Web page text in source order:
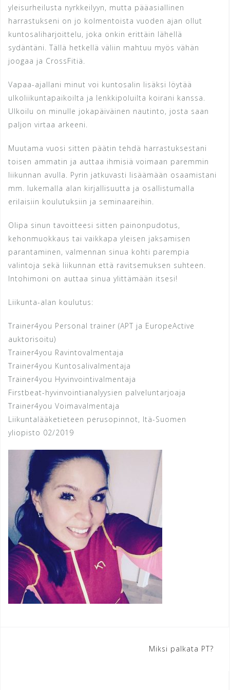
yleisurheilusta nyrkkeilyyn, mutta pääasiallinen
harrastukseni on jo kolmentoista vuoden ajan ollut
kuntosaliharjoittelu, joka onkin erittäin lähellä
sydäntäni. Tällä hetkellä väliin mahtuu myös vähän
joogaa ja CrossFitiä.
Vapaa-ajallani minut voi kuntosalin lisäksi löytää
ulkoliikuntapaikoilta ja lenkkipoluilta koirani kanssa.
Ulkoilu on minulle jokapäiväinen nautinto, josta saan
paljon virtaa arkeeni.
Muutama vuosi sitten päätin tehdä harrastuksestani
toisen ammatin ja auttaa ihmisiä voimaan paremmin
liikunnan avulla. Pyrin jatkuvasti lisäämään osaamistani
mm. lukemalla alan kirjallisuutta ja osallistumalla
erilaisiin koulutuksiin ja seminaareihin.
Olipa sinun tavoitteesi sitten painonpudotus,
kehonmuokkaus tai vaikkapa yleisen jaksamisen
parantaminen, valmennan sinua kohti parempia
valintoja sekä liikunnan että ravitsemuksen suhteen.
Intohimoni on auttaa sinua ylittämään itsesi!
Liikunta-alan koulutus:
Trainer4you Personal trainer (APT ja EuropeActive
auktorisoitu)
Trainer4you Ravintovalmentaja
Trainer4you Kuntosalivalmentaja
Trainer4you Hyvinvointivalmentaja
Firstbeat-hyvinvointianalyysien palveluntarjoaja
Trainer4you Voimavalmentaja
Liikuntalääketieteen perusopinnot, Itä-Suomen
yliopisto 02/2019
Miksi palkata PT?